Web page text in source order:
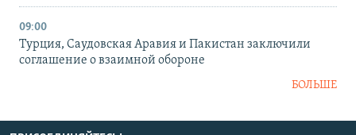
09:00
Турция, Саудовская Аравия и Пакистан заключили
соглашение о взаимной обороне
БОЛЬШЕ